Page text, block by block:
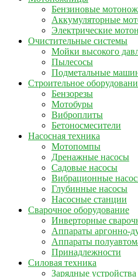
Бензиновые
Аккумуляторные
Электрические
Очистительные системы
Мойки высокого
Пылесосы
Подметальные
Строительное
Бензорезы
Мотобуры
Виброплиты
Бетоносмесители
Насосная техника
Мотопомпы
Дренажные насосы
Садовые насосы
Вибрационные
Глубинные насосы
Насосные станции
Сварочное оборудование
Инверторные
Аппараты аргонно-
Аппараты
Принадлежности
Силовая техника
Зарядные устройства